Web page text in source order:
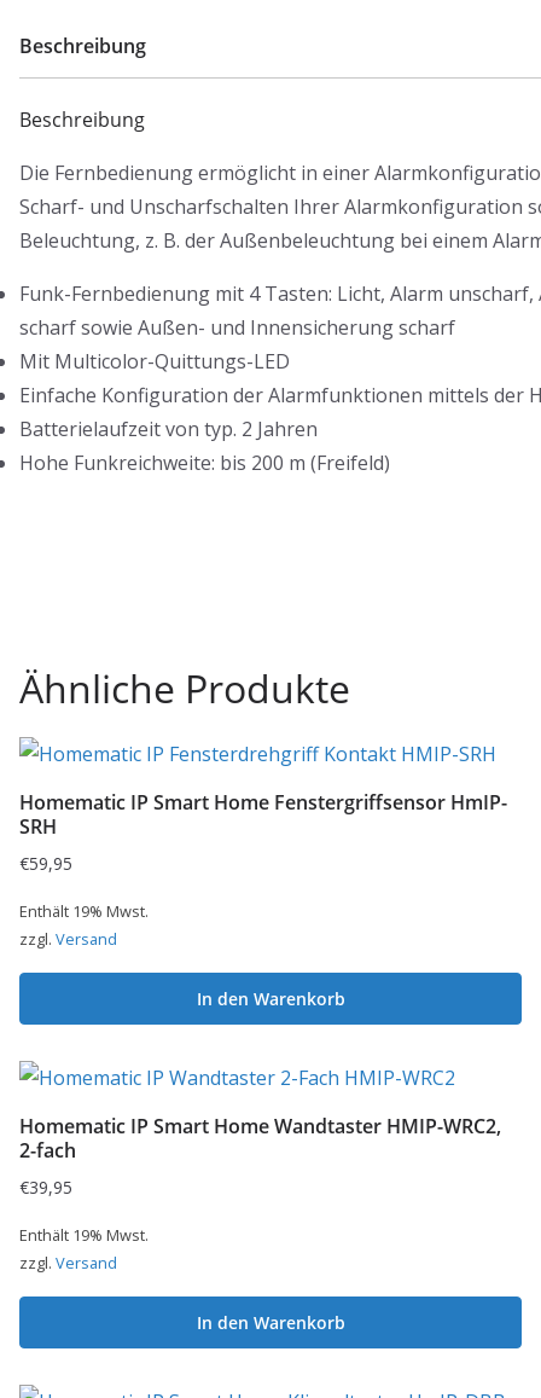
Beschreibung
Beschreibung
Die Fernbedienung ermöglicht in einer
Scharf- und Unscharfschalten Ihrer Alarmkonfiguration
Beleuchtung, z. B. der Außenbeleuchtung bei einem
Funk-Fernbedienung mit 4 Tasten: Licht, Alarm
scharf sowie Außen- und Innensicherung scharf
Mit Multicolor-Quittungs-LED
Einfache Konfiguration der Alarmfunktionen mittels der
Batterielaufzeit von typ. 2 Jahren
Hohe Funkreichweite: bis 200 m (Freifeld)
Ähnliche Produkte
Homematic IP Smart Home Fenstergriffsensor HmIP-
SRH
€59,95
Enthält 19% Mwst.
zzgl. Versand
In den Warenkorb
Homematic IP Smart Home Wandtaster HMIP-WRC2,
2-fach
€39,95
Enthält 19% Mwst.
zzgl. Versand
In den Warenkorb